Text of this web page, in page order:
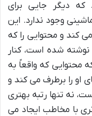
که دیگر جایی برای
وجود ندارد. این
کند و محتوایی را که
شده است، کنار
محتوایی که واقعاً به
او را برطرف می کند و
نه تنها رتبه بهتری
با مخاطب ایجاد می